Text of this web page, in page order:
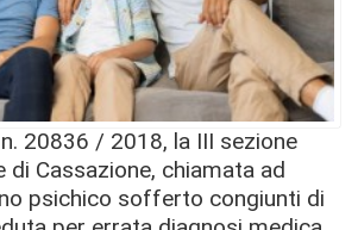
20836 / 2018, la III sezione
di Cassazione, chiamata ad
psichico sofferto congiunti di